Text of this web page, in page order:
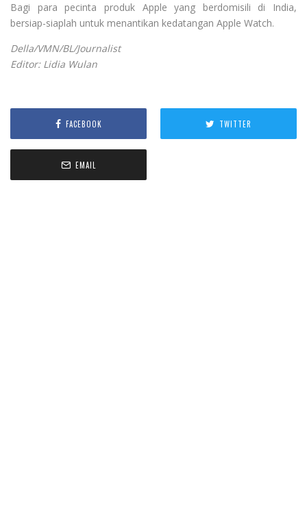
Bagi para pecinta produk Apple yang berdomisili di India,
bersiap-siaplah untuk menantikan kedatangan Apple Watch.
Della/VMN/BL/Journalist
Editor: Lidia Wulan
FACEBOOK TWITTER
EMAIL